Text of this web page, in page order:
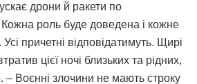
дрони й ракети по
Кожна роль буде доведена і кожне
причетні відповідатимуть. Щирі
цієї ночі близьких та рідних,
– Воєнні злочини не мають строку